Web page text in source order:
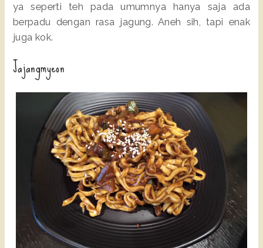
ya seperti teh pada umumnya hanya saja ada
berpadu dengan rasa jagung. Aneh sih, tapi enak
juga kok.
Jajangmyeon